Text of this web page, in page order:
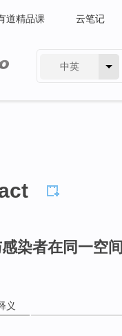
道精品课 云笔记
中英
染者在同一空
义